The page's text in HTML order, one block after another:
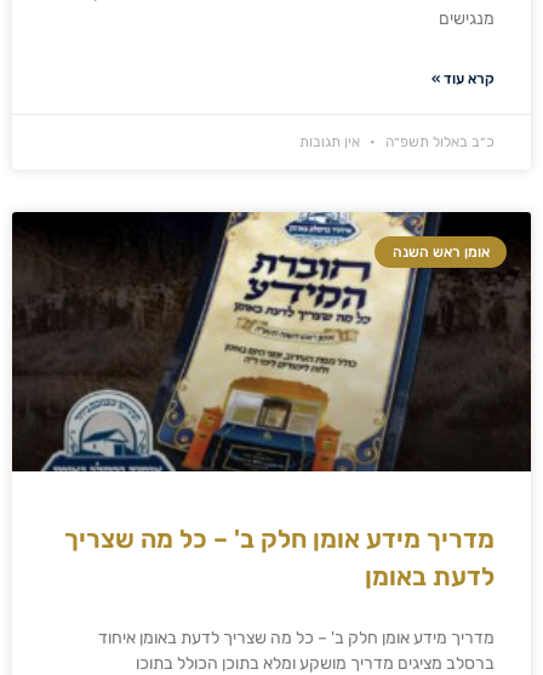
מנגישים
קרא עוד »
כ״ב באלול תשפ״ה אין תגובות
אומן ראש השנה
מדריך מידע אומן חלק ב' – כל מה שצריך
לדעת באומן
מדריך מידע אומן חלק ב' – כל מה שצריך לדעת באומן איחוד
ברסלב מציגים מדריך מושקע ומלא בתוכן הכולל בתוכו